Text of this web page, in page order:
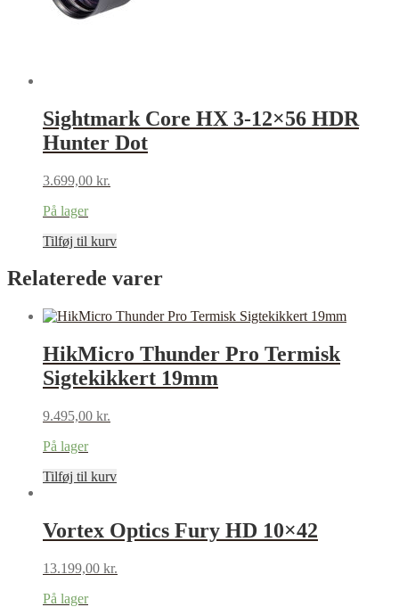
Sightmark Core HX 3-12×56 HDR
Hunter Dot
3.699,00 kr.
På lager
Tilføj til kurv
Relaterede varer
HikMicro Thunder Pro Termisk
Sigtekikkert 19mm
9.495,00 kr.
På lager
Tilføj til kurv
Vortex Optics Fury HD 10×42
13.199,00 kr.
På lager